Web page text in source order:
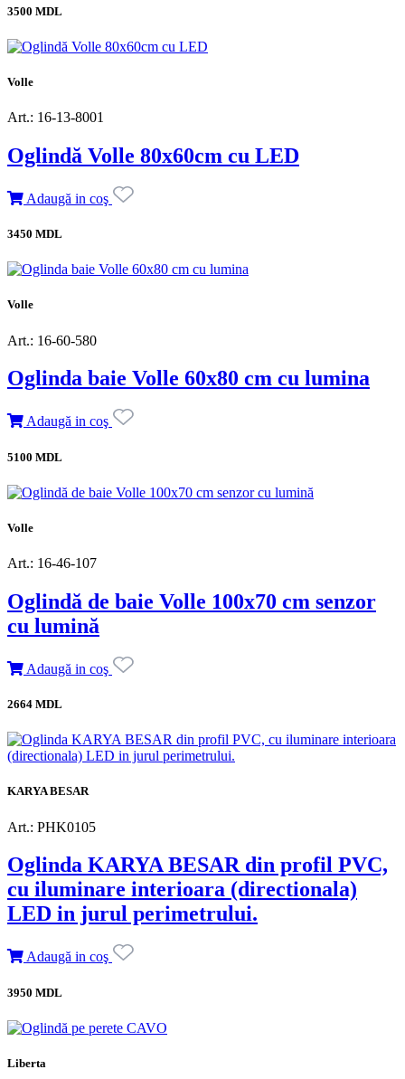
3500 MDL
Volle
Art.: 16-13-8001
Oglindă Volle 80x60cm cu LED
Adaugă in coş
3450 MDL
Volle
Art.: 16-60-580
Oglinda baie Volle 60x80 cm cu lumina
Adaugă in coş
5100 MDL
Volle
Art.: 16-46-107
Oglindă de baie Volle 100x70 cm senzor
cu lumină
Adaugă in coş
2664 MDL
KARYA BESAR
Art.: PHK0105
Oglinda KARYA BESAR din profil PVC,
cu iluminare interioara (directionala)
LED in jurul perimetrului.
Adaugă in coş
3950 MDL
Liberta